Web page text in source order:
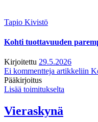
Tapio Kivistö
Kohti tuottavuuden
Kirjoitettu 29.5.2026
Ei kommentteja artikkeliin
Pääkirjoitus
Lisää toimitukselta
Vieraskynä